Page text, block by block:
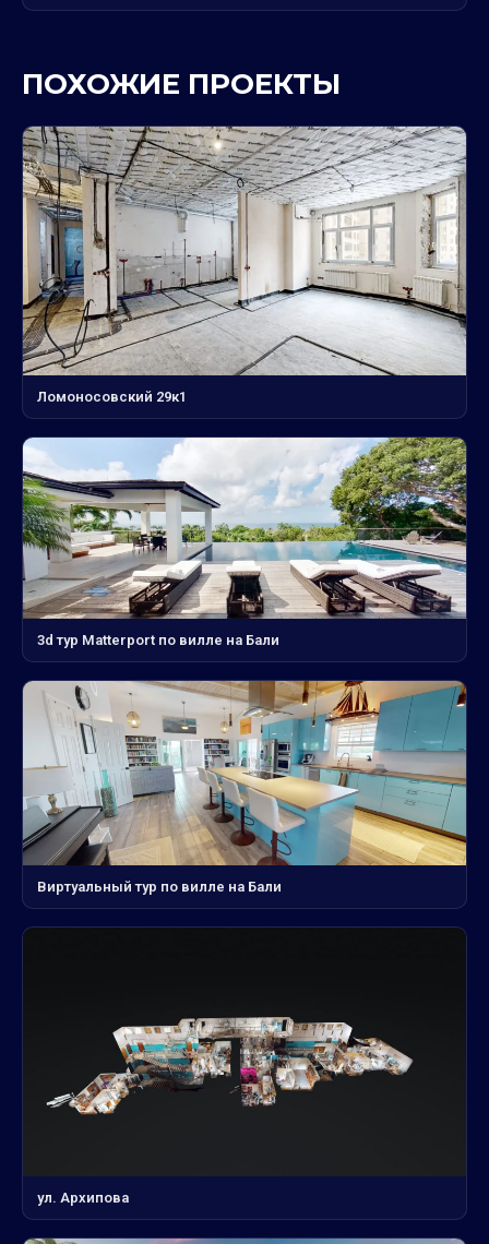
ПОХОЖИЕ ПРОЕКТЫ
Ломоносовский 29к1
3d тур Matterport по вилле на Бали
Виртуальный тур по вилле на Бали
ул. Архипова